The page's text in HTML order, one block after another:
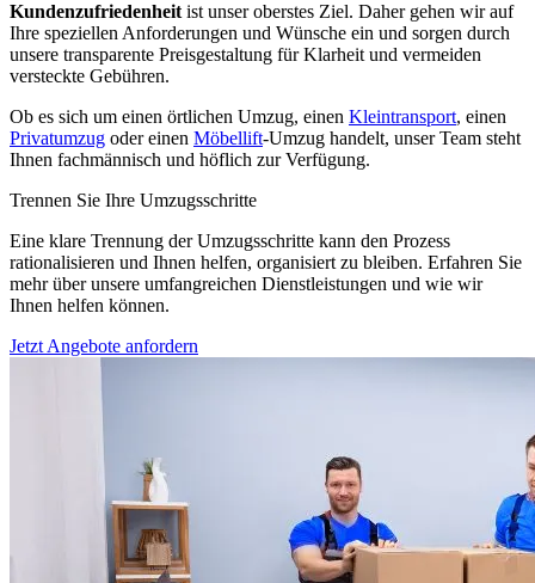
Kundenzufriedenheit ist unser oberstes Ziel. Daher gehen wir auf
Ihre speziellen Anforderungen und Wünsche ein und sorgen durch
unsere transparente Preisgestaltung für Klarheit und vermeiden
versteckte Gebühren.
Ob es sich um einen örtlichen Umzug, einen Kleintransport, einen
Privatumzug oder einen Möbellift-Umzug handelt, unser Team steht
Ihnen fachmännisch und höflich zur Verfügung.
Trennen Sie Ihre Umzugsschritte
Eine klare Trennung der Umzugsschritte kann den Prozess
rationalisieren und Ihnen helfen, organisiert zu bleiben. Erfahren Sie
mehr über unsere umfangreichen Dienstleistungen und wie wir
Ihnen helfen können.
Jetzt Angebote anfordern